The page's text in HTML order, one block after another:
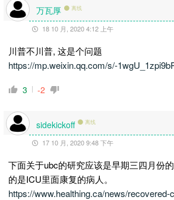
万瓦厚 离线
18 10 月, 2020 4:12 上午
川普不川普, 这是个问题
https://mp.weixin.qq.com/s/-
3 -2
sidekickoff 离线
17 10 月, 2020 9:48 下午
下面关于ubc的研究应该是早期三四月份
的是ICU里面康复的病人。
https://www.healthing.ca/news/